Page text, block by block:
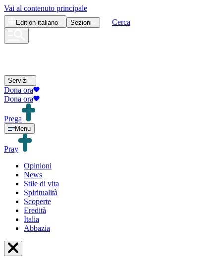
Vai al contenuto principale
Edition italiano Sezioni Cerca
Servizi
Dona ora
Dona ora
Prega
Menu
Pray
Opinioni
News
Stile di vita
Spiritualità
Scoperte
Eredità
Italia
Abbazia